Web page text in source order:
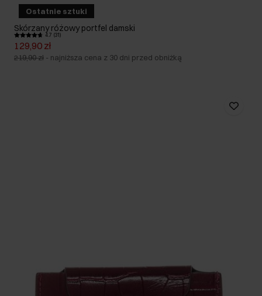
Ostatnie sztuki
Skórzany różowy portfel damski
4.7 (31)
129,90 zł
219,90 zł - najniższa cena z 30 dni przed obniżką